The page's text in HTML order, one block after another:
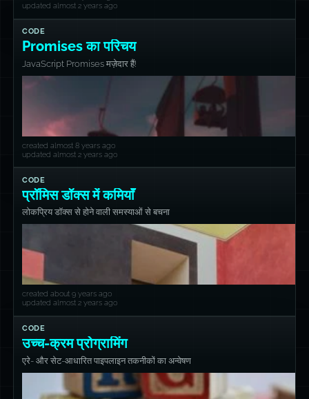
updated almost 2 years ago
CODE
Promises का परिचय
JavaScript Promises मज़ेदार हैं!
created almost 8 years ago
updated almost 2 years ago
CODE
प्रॉमिस डॉक्स में कमियाँ
लोकप्रिय डॉक्स से होने वाली समस्याओं से बचना
created about 9 years ago
updated almost 2 years ago
CODE
उच्च-क्रम प्रोग्रामिंग
एरे- और सेट-आधारित पाइपलाइन तकनीकों का अन्वेषण